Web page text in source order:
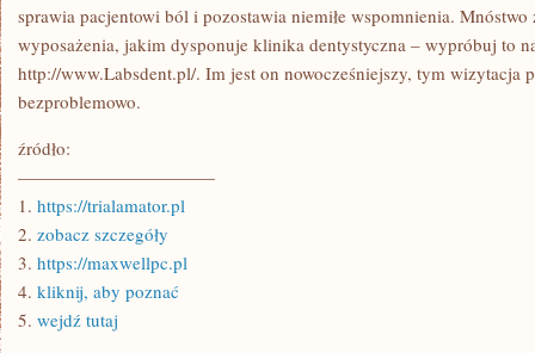
sprawia pacjentowi ból i pozostawia niemiłe wspomnienia.
wyposażenia, jakim dysponuje klinika dentystyczna – wypróbuj to
http://www.Labsdent.pl/. Im jest on nowocześniejszy, tym wizytacja
bezproblemowo.
źródło:
———————————
1. https://trialamator.pl
2. zobacz szczegóły
3. https://maxwellpc.pl
4. kliknij, aby poznać
5. wejdź tutaj